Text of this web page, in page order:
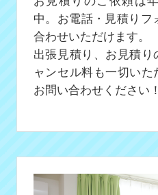
中。お電話・見積りフ
合わせいただけます。
出張見積り、お見積
ャンセル料も一切い
お問い合わせください！